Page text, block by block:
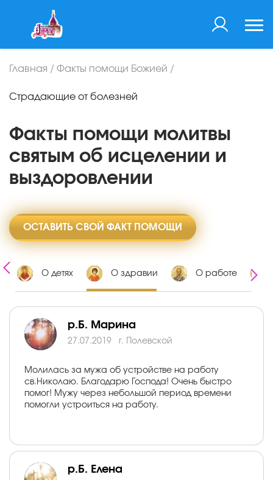
Главная / Факты помощи Божией /
Страдающие от болезней
Факты помощи молитвы
святым об исцелении и
выздоровлении
ОСТАВИТЬ СВОЙ ФАКТ ПОМОЩИ
О детях О здравии О работе
р.Б. Марина
27.07.2019 г. Полевской
Молилась за мужа об устройстве на работу
св.Николаю. Благодарю Господа! Очень быстро
помог! Мужу через небольшой период времени
помогли устроиться на работу.
р.Б. Елена